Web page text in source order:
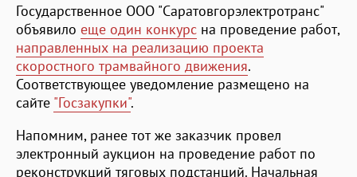
Государственное ООО "Саратовгорэлектротранс"
объявило еще один конкурс на проведение работ,
направленных на реализацию проекта
скоростного трамвайного движения.
Соответствующее уведомление размещено на
сайте "Госзакупки".
Напомним, ранее тот же заказчик провел
электронный аукцион на проведение работ по
реконструкций тяговых подстанций. Начальная